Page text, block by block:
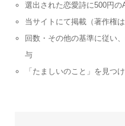
選出された恋愛詩に500円
当サイトにて掲載（著作権
回数・その他の基準に従い
与
「たましいのこと」を見つ